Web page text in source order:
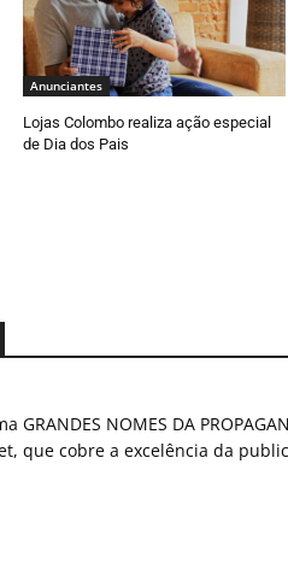
Anunciantes
Lojas Colombo realiza ação especial
de Dia dos Pais
NOMES DA
que cobre a excelência da